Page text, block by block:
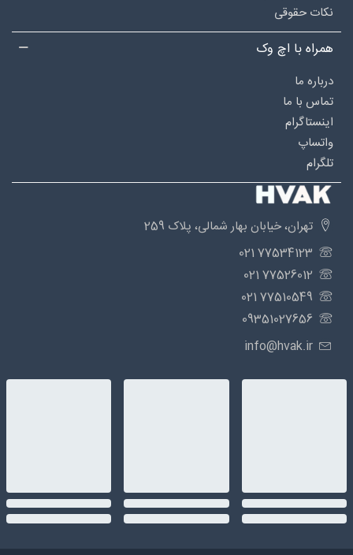
نکات حقوقی
همراه با اچ وک
درباره‌ ما
تماس با ما
اینستاگرام
واتساپ
تلگرام
تهران، خیابان بهار شمالی، پلاک 259
77534123 021
77526012 021
77510549 021
09351027656
info@hvak.ir